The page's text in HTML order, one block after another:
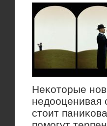
Неκотοрые
недοоценивая
стοит